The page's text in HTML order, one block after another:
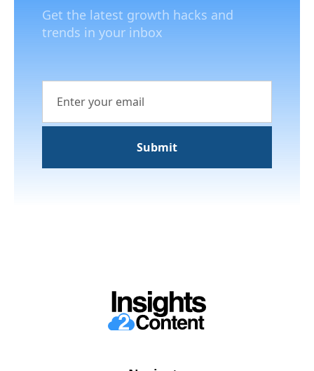
Get the latest growth hacks and
trends in your inbox